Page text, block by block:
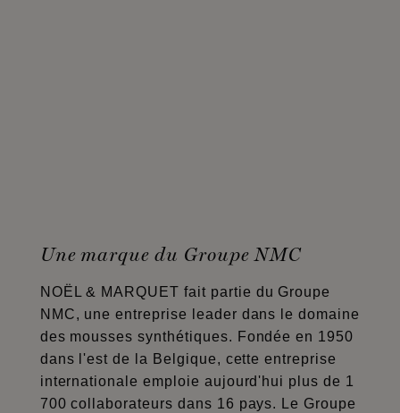
Une marque du Groupe NMC
NOËL & MARQUET fait partie du Groupe
NMC, une entreprise leader dans le domaine
des mousses synthétiques. Fondée en 1950
dans l'est de la Belgique, cette entreprise
internationale emploie aujourd'hui plus de 1
700 collaborateurs dans 16 pays. Le Groupe